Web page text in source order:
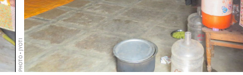
PHOTO • JYOTI